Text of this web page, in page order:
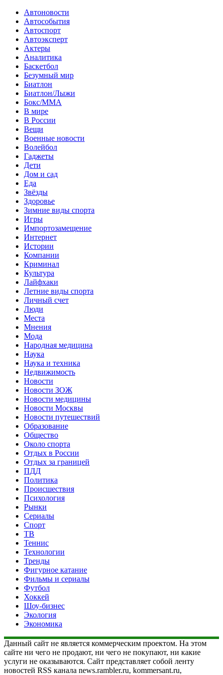
Автоновости
Автособытия
Автоспорт
Автоэксперт
Актеры
Аналитика
Баскетбол
Безумный мир
Биатлон
Биатлон/Лыжи
Бокс/MMA
В мире
В России
Вещи
Военные новости
Волейбол
Гаджеты
Дети
Дом и сад
Еда
Звёзды
Здоровье
Зимние виды спорта
Игры
Импортозамещение
Интернет
Истории
Компании
Криминал
Культура
Лайфхаки
Летние виды спорта
Личный счет
Люди
Места
Мнения
Мода
Народная медицина
Наука
Наука и техника
Недвижимость
Новости
Новости ЗОЖ
Новости медицины
Новости Москвы
Новости путешествий
Образование
Общество
Около спорта
Отдых в России
Отдых за границей
ПДД
Политика
Происшествия
Психология
Рынки
Сериалы
Спорт
ТВ
Теннис
Технологии
Тренды
Фигурное катание
Фильмы и сериалы
Футбол
Хоккей
Шоу-бизнес
Экология
Экономика
Данный сайт не является коммерческим проектом. На этом
сайте ни чего не продают, ни чего не покупают, ни какие
услуги не оказываются. Сайт представляет собой ленту
новостей RSS канала news.rambler.ru, kommersant.ru,